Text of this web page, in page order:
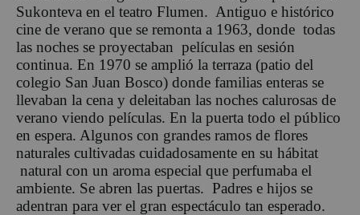
Sukonteva en el teatro Flumen. Antiguo e histórico
cine de verano que se remonta a 1963, donde todas
las noches se proyectaban películas en sesión
continua. En 1970 se amplió la terraza (patio del
colegio San Juan Bosco) donde familias enteras se
llevaban la cena y deleitaban las noches calurosas de
verano viendo películas. En la puerta todo el público
en espera. Algunos con grandes ramos de flores
naturales cultivadas cuidadosamente en su hábitat
natural con un aroma especial que perfumaba el
ambiente. Se abren las puertas. Padres e hijos se
adentran para ver el gran espectáculo tan esperado.